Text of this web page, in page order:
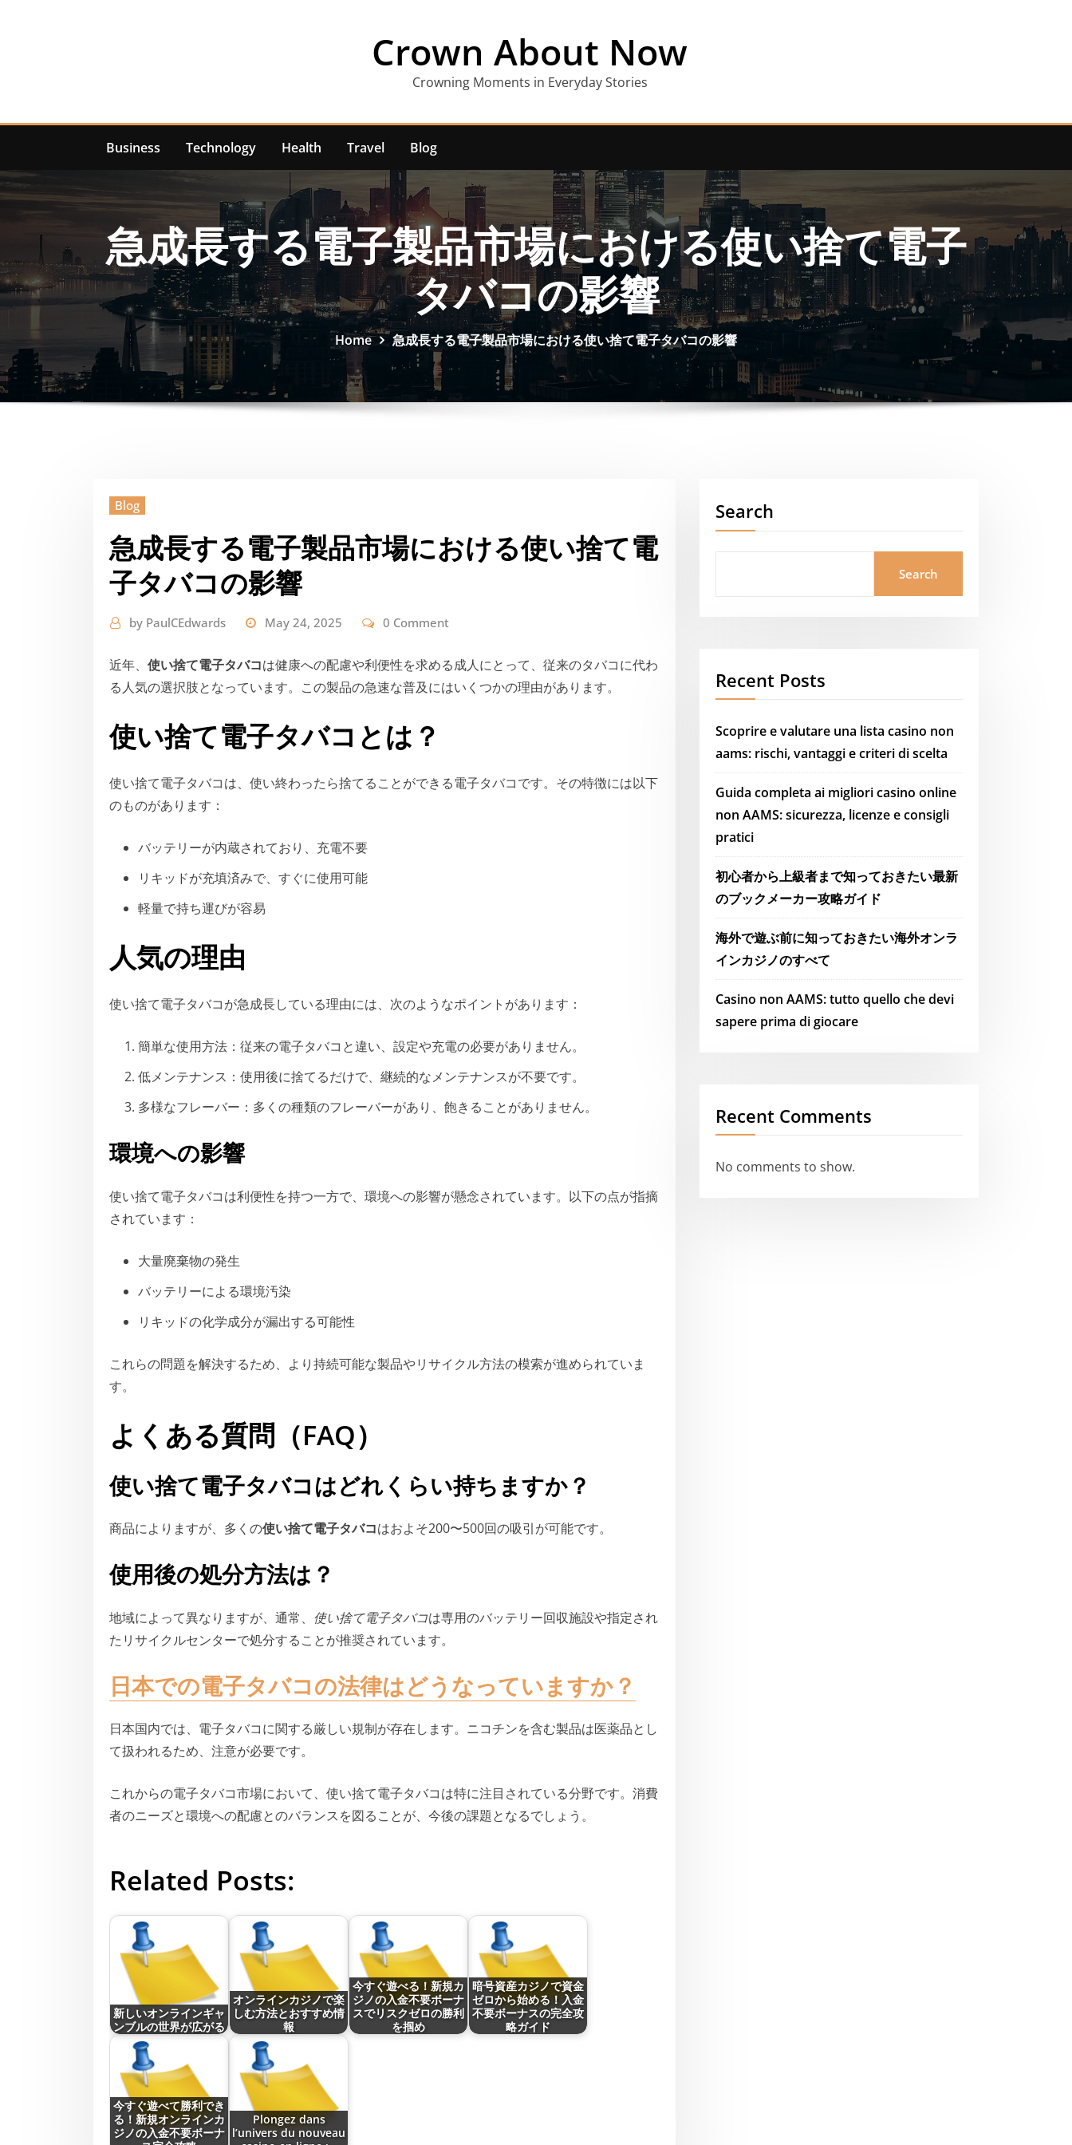
Crown About Now
Crowning Moments in Everyday Stories
Business Technology Health Travel Blog
急成長する電子製品市場における使い捨て電子
タバコの影響
Home 急成長する電子製品市場における使い捨て電子タバコの影響
Blog
急成長する電子製品市場における使い捨て電
子タバコの影響
by PaulCEdwards May 24, 2025 0 Comment
近年、 使い捨て電子タバコは健康への配慮や利便性を求める成人にとって、従来のタバコに代わ
る人気の選択肢となっています。この製品の急速な普及にはいくつかの理由があります。
使い捨て電子タバコとは？
使い捨て電子タバコは、使い終わったら捨てることができる電子タバコです。その特徴には以下
のものがあります：
バッテリーが内蔵されており、充電不要
リキッドが充填済みで、すぐに使用可能
軽量で持ち運びが容易
人気の理由
使い捨て電子タバコが急成長している理由には、次のようなポイントがあります：
簡単な使用方法：従来の電子タバコと違い、設定や充電の必要がありません。
低メンテナンス：使用後に捨てるだけで、継続的なメンテナンスが不要です。
多様なフレーバー：多くの種類のフレーバーがあり、飽きることがありません。
環境への影響
使い捨て電子タバコは利便性を持つ一方で、環境への影響が懸念されています。以下の点が指摘
されています：
大量廃棄物の発生
バッテリーによる環境汚染
リキッドの化学成分が漏出する可能性
これらの問題を解決するため、より持続可能な製品やリサイクル方法の模索が進められていま
す。
よくある質問（FAQ）
使い捨て電子タバコはどれくらい持ちますか？
商品によりますが、多くの使い捨て電子タバコはおよそ200〜500回の吸引が可能です。
使用後の処分方法は？
地域によって異なりますが、通常、 使い捨て電子タバコは専用のバッテリー回収施設や指定され
たリサイクルセンターで処分することが推奨されています。
日本での電子タバコの法律はどうなっていますか？
日本国内では、電子タバコに関する厳しい規制が存在します。ニコチンを含む製品は医薬品とし
て扱われるため、注意が必要です。
これからの電子タバコ市場において、使い捨て電子タバコは特に注目されている分野です。消費
者のニーズと環境への配慮とのバランスを図ることが、今後の課題となるでしょう。
Related Posts:
新しいオンラインギャ
ンブルの世界が広がる
オンラインカジノで楽
しむ方法とおすすめ情
報
今すぐ遊べる！新規カ
ジノの入金不要ボーナ
スでリスクゼロの勝利
を掴め
暗号資産カジノで資金
ゼロから始める！入金
不要ボーナスの完全攻
略ガイド
今すぐ遊べて勝利でき
る！新規オンラインカ
ジノの入金不要ボーナ
Plongez dans
l’univers du nouveau
Search
Search
Recent Posts
Scoprire e valutare una lista casino non
aams: rischi, vantaggi e criteri di scelta
Guida completa ai migliori casino online
non AAMS: sicurezza, licenze e consigli
pratici
初心者から上級者まで知っておきたい最新
のブックメーカー攻略ガイド
海外で遊ぶ前に知っておきたい海外オンラ
インカジノのすべて
Casino non AAMS: tutto quello che devi
sapere prima di giocare
Recent Comments
No comments to show.